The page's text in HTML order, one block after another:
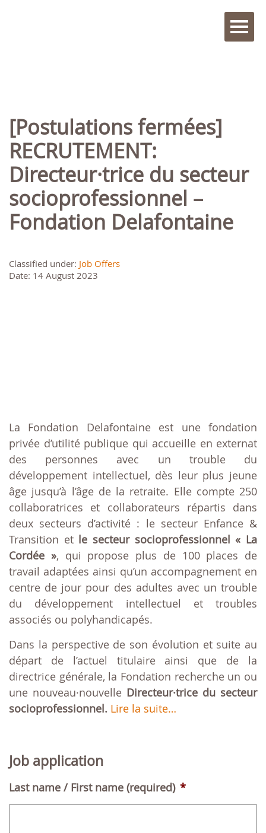
[Postulations fermées]
RECRUTEMENT:
Directeur·trice du secteur
socioprofessionnel –
Fondation Delafontaine
Classified under: Job Offers
Date: 14 August 2023
La Fondation Delafontaine est une fondation
privée d’utilité publique qui accueille en externat
des personnes avec un trouble du
développement intellectuel, dès leur plus jeune
âge jusqu’à l’âge de la retraite. Elle compte 250
collaboratrices et collaborateurs répartis dans
deux secteurs d’activité : le secteur Enfance &
Transition et le secteur socioprofessionnel « La
Cordée », qui propose plus de 100 places de
travail adaptées ainsi qu’un accompagnement en
centre de jour pour des adultes avec un trouble
du développement intellectuel et troubles
associés ou polyhandicapés.
Dans la perspective de son évolution et suite au
départ de l’actuel titulaire ainsi que de la
directrice générale, la Fondation recherche un ou
une nouveau·nouvelle Directeur·trice du secteur
socioprofessionnel. Lire la suite…
Job application
Last name / First name (required) *